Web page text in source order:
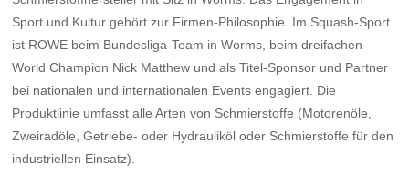
Sport und Kultur gehört zur Firmen-Philosophie. Im Squash-Sport
ist ROWE beim Bundesliga-Team in Worms, beim dreifachen
World Champion Nick Matthew und als Titel-Sponsor und Partner
bei nationalen und internationalen Events engagiert. Die
Produktlinie umfasst alle Arten von Schmierstoffe (Motorenöle,
Zweiradöle, Getriebe- oder Hydrauliköl oder Schmierstoffe für den
industriellen Einsatz).